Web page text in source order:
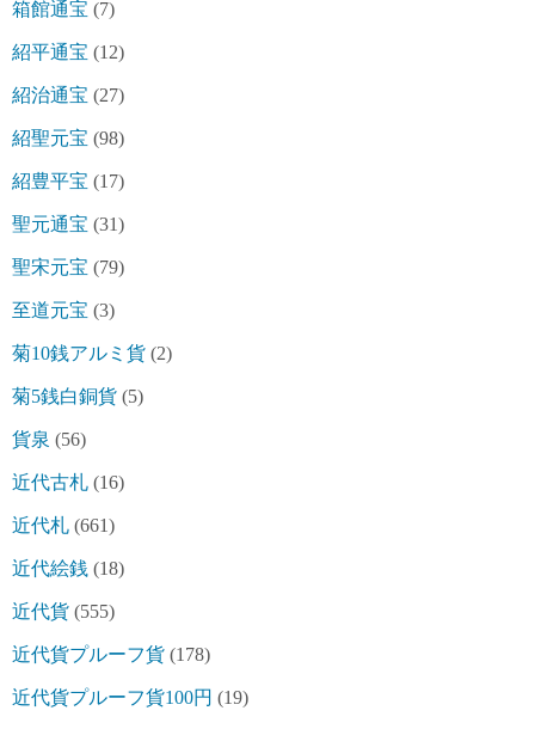
箱館通宝 (7)
紹平通宝 (12)
紹治通宝 (27)
紹聖元宝 (98)
紹豊平宝 (17)
聖元通宝 (31)
聖宋元宝 (79)
至道元宝 (3)
菊10銭アルミ貨 (2)
菊5銭白銅貨 (5)
貨泉 (56)
近代古札 (16)
近代札 (661)
近代絵銭 (18)
近代貨 (555)
近代貨プルーフ貨 (178)
近代貨プルーフ貨100円 (19)